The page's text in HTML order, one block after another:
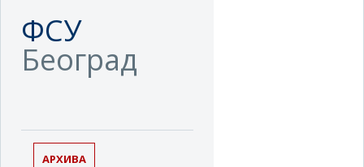
ФСУ
Београд
АРХИВА